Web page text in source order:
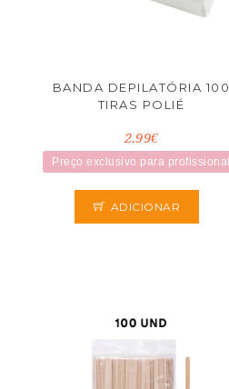
BANDA DEPILATÓRIA 100
TIRAS POLIÉ
2.99€
Preço exclusivo para profissional
ADICIONAR